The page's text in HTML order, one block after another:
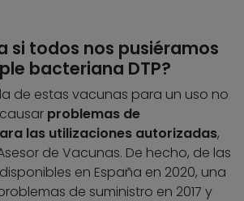
si todos nos pusiéramos
bacteriana DTP?
de estas vacunas para un uso no
problemas de
las utilizaciones autorizadas,
de Vacunas. De hecho, de las
disponibles en España en 2020, una
de suministro en 2017 y